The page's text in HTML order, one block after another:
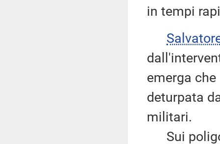
in tempi
emerga
deturpata
militari.
Sui